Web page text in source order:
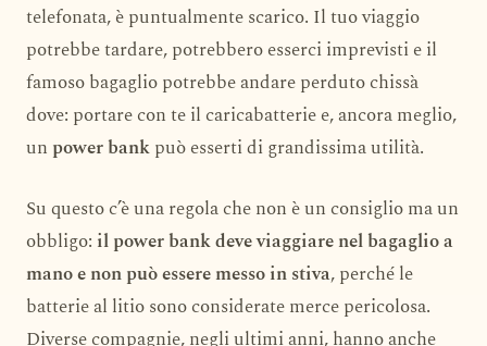
telefonata, è puntualmente scarico. Il tuo viaggio
potrebbe tardare, potrebbero esserci imprevisti e il
famoso bagaglio potrebbe andare perduto chissà
dove: portare con te il caricabatterie e, ancora meglio,
un power bankpuò esserti di grandissima utilità.
Su questo c’è una regola che non è un consiglio ma un
obbligo: il power bank deve viaggiare nel bagaglio a
mano e non può essere messo in stiva, perché le
batterie al litio sono considerate merce pericolosa.
Diverse compagnie, negli ultimi anni, hanno anche